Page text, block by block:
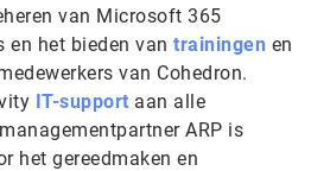
van Microsoft 365
en het bieden van trainingen en
van Cohedron.
IT-support aan alle
ARP is
het gereedmaken en